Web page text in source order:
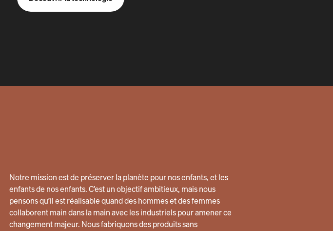
Notre mission est de préserver la planète pour nos enfants, et les
enfants de nos enfants. C’est un objectif ambitieux, mais nous
pensons qu’il est réalisable quand des hommes et des femmes
collaborent main dans la main avec les industriels pour amener ce
changement majeur. Nous fabriquons des produits sans